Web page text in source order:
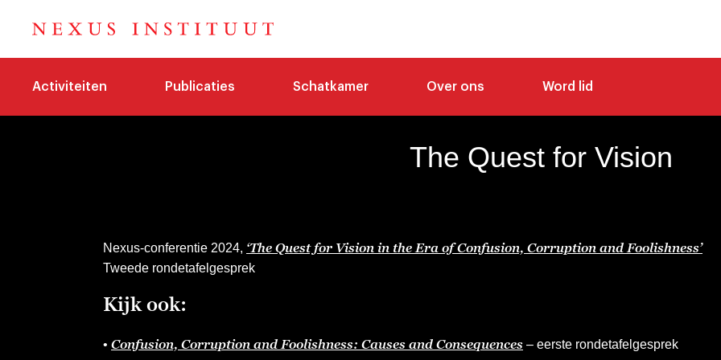
Activiteiten Publicaties Schatkamer Over ons Word lid
The Quest for Vision
Nexus-conferentie 2024, ‘The Quest for Vision in the Era of Confusion, Corruption and Foolishness’
Tweede rondetafelgesprek
Kijk ook:
• Confusion, Corruption and Foolishness: Causes and Consequences – eerste rondetafelgesprek